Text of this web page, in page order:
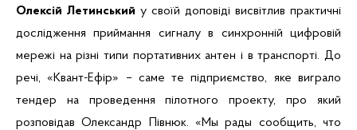
Олексій Летинський у своїй доповіді висвітлив практичні
дослідження приймання сигналу в синхронній цифровій
мережі на різні типи портативних антен і в транспорті. До
речі, «Квант-Ефір» – саме те підприємство, яке виграло
тендер на проведення пілотного проекту, про який
розповідав Олександр Півнюк. «Мы рады сообщить, что